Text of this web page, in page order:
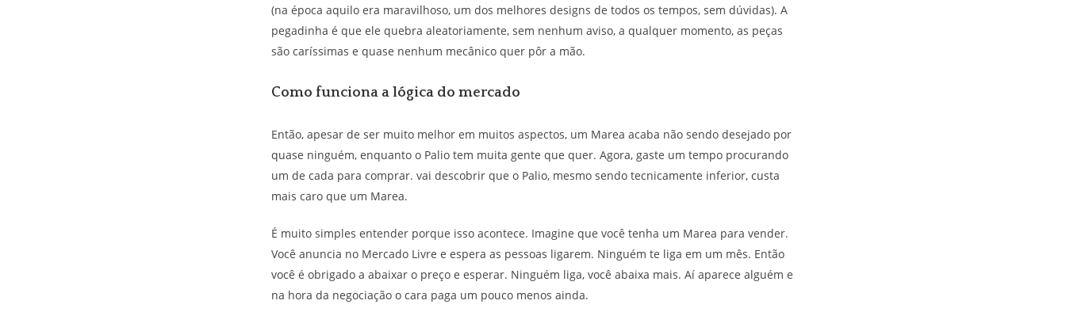
(na época aquilo era maravilhoso, um dos melhores designs de todos os tempos, sem dúvidas). A
pegadinha é que ele quebra aleatoriamente, sem nenhum aviso, a qualquer momento, as peças
são caríssimas e quase nenhum mecânico quer pôr a mão.
Como funciona a lógica do mercado
Então, apesar de ser muito melhor em muitos aspectos, um Marea acaba não sendo desejado por
quase ninguém, enquanto o Palio tem muita gente que quer. Agora, gaste um tempo procurando
um de cada para comprar. vai descobrir que o Palio, mesmo sendo tecnicamente inferior, custa
mais caro que um Marea.
É muito simples entender porque isso acontece. Imagine que você tenha um Marea para vender.
Você anuncia no Mercado Livre e espera as pessoas ligarem. Ninguém te liga em um mês. Então
você é obrigado a abaixar o preço e esperar. Ninguém liga, você abaixa mais. Aí aparece alguém e
na hora da negociação o cara paga um pouco menos ainda.